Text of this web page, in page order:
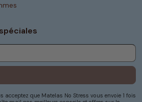
acceptez que Matelas No Stress vous envoie 1 fois